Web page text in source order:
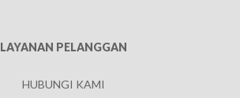
LAYANAN PELANGGAN
HUBUNGI KAMI